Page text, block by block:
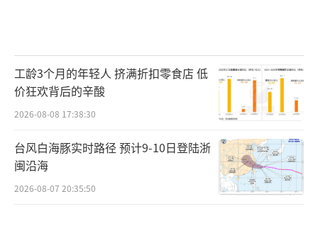
工龄3个月的年轻人 挤满折扣零食店 低
价狂欢背后的辛酸
2026-08-08 17:38:30
台风白海豚实时路径 预计9-10日登陆浙
闽沿海
2026-08-07 20:35:50